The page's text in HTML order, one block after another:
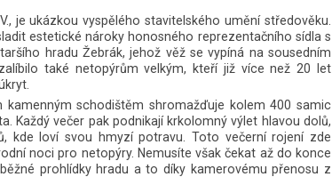
je ukázkou vyspělého stavitelského umění středověku.
estetické nároky honosného reprezentačního sídla s
hradu Žebrák, jehož věž se vypíná na sousedním
také netopýrům velkým, kteří již více než 20 let
schodištěm shromažďuje kolem 400 samic
Každý večer pak podnikají krkolomný výlet hlavou dolů,
kde loví svou hmyzí potravu. Toto večerní rojení zde
noci pro netopýry. Nemusíte však čekat až do konce
prohlídky hradu a to díky kamerovému přenosu z